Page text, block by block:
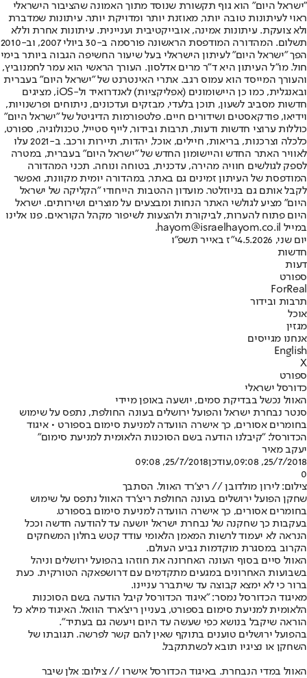
"ישראל היום" הוא גוף תקשורת שנוסד מתוך האמונה שהציבור הישראלי
ראוי לעיתונות טובה יותר, מאוזנת יותר ומדויקת יותר. עיתונות שמדברת
ולא צועקת. עיתונות אמינה, אובייקטיבית ועניינית. עיתונות אחרת וללא
תשלום. המהדורה המודפסת הראשונה פורסמה ב-30 ביולי 2007, וב-2010
הפך "ישראל היום" לעיתון הישראלי בעל שיעור החשיפה הגבוה ביותר בימי
חול. מו"ל העיתון היא ד"ר מרים אדלסון. העורך הראשי הוא עמר לחמנוביץ,
והעורך המייסד הוא עמוס רגב. אתרי האינטרנט של "ישראל היום" בעברית
ובאנגלית, כמו כן היישומונים (אפליקציות) לאנדרואיד ול-iOS, מציגים
חדשות מסביב לשעון, תוכן בלעדי, מבזקים ועדכונים, ניתוחים ופרשנויות,
וידיאו, פודקאסטים ושידורים חיים. פלטפורמות הדיגיטל של "ישראל היום"
כוללות ערוצי חדשות ודעות, תרבות ובידור, לייף סטייל, טכנולוגיה, ספורט,
כלכלה וצרכנות, בריאות, חיילים, אוכל, יהדות, תיירות ורכב. ב-2021 עלו
לאוויר האתר החדש והיישומון החדש של "ישראל היום" בעברית, במטרה
לספק לגולשים חוויה מהירה, עדכנית, בטוחה ונוחה. תכני המהדורה
המודפסת של העיתון זמינים גם באתר, במהדורה יומית מקוונת, ואפשר
לקבל אותם גם בניוזלטר. מועדון ההטבות הייחודי "הקליקה של ישראל
היום" מציע לגולשי האתר הנחות ומבצעים על מוצרים ושירותים. ישראל
היום פתוח להערות, לביקורת ולהצעות לשיפור מקהל הקוראים. פנו אלינו
במייל hayom@israelhayom.co.il.
יום שני, 4.5.2026
י"ז באייר תשפ"ו
חדשות
דעות
ספורט
ForReal
תרבות ובידור
אוכל
מגזין
אנחנו מגייסים
English
X
ספורט
כדורסל ישראלי
האוול נכשל בבדיקת סמים, יושעה באופן מיידי
סנטר נבחרת ישראל והפועל ירושלים בעונה החולפת, נתפס על שימוש
בחומרים אסורים, כך אישרה הוועדה למניעת סימום בספורט • איגוד
הכדורסל: "קיבלנו הודעה בשם הסוכנות הלאומית למניעת סימום"
יעקב מאיר
25/7/2018, 09:08
,עודכן25/7/2018, 09:08
0
צילום: לירון מולדובן // ריצ'רד האוול. הסתבך
שחקן הפועל ירושלים בעונה החולפת ריצ'רד האוול נתפס על שימוש
בחומרים אסורים, כך אישרה הוועדה למניעת סימום בספורט.
בעקבות כך שחקנה של נבחרת ישראל יושעה עד להודעה חדשה וככל
הנראה לא יעמוד לרשות המאמן הלאומי עודד קטש בחלון המשחקים
הקרוב במסגרת מוקדמות גביע העולם.
האוול סיים בסוף העונה האחרונה את חוזהו בהפועל ירושלים וניהל
בשבועות האחרונים במגעים מתקדמים עם דרושפאקה הטורקית. כעת
ברור כי לא ימצא קבוצה עד שיתברר עניינו.
מאיגוד הכדורסל נמסר: "איגוד הכדורסל קיבל הודעה בשם הסוכנות
הלאומית למניעת סימום בספורט, בעניין ריצ'ארד הוואל. האיגוד מילא כל
הוראה שיקבל בנושא כפי שעשה עד היום ויעשה גם בעתיד".
בהפועל ירושלים טוענים בתוקף שאין להם קשר לפרשה. תגובתו של
השחקן או נציגיו תובא לכשתתקבל.
האוול במדי הנבחרת. באיגוד הכדורסל אישרו // צילום: אלן שיבר